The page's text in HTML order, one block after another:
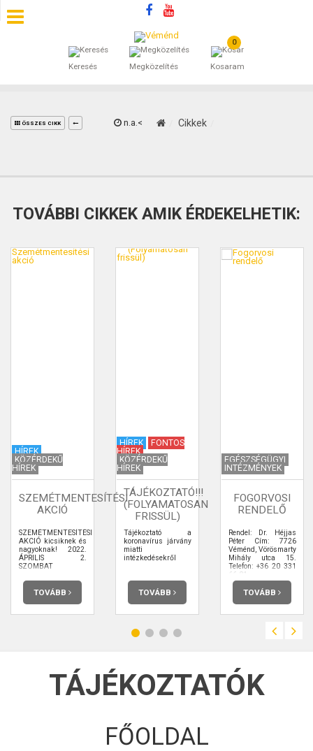
Keresés Megközelítés
0
Kosaram
SZÁLLÁSOK
ÁLTALÁNOS SZERZŐDÉSI FELTÉTELEK
ÖSSZES CIKK n.a.< Cikkek
TOVÁBBI CIKKEK AMIK ÉRDEKELHETIK:
HÍREK
KÖZÉRDEKŰ
HÍREK
SZEMÉTMENTESÍTÉSI
AKCIÓ
SZEMÉTMENTESÍTÉSI
AKCIÓ kicsiknek és
nagyoknak! 2022.
ÁPRILIS 2.
SZOMBAT
TOVÁBB
HÍREK
FONTOS
HÍREK
KÖZÉRDEKŰ
HÍREK
TÁJÉKOZTATÓ!!!
(FOLYAMATOSAN
FRISSÜL)
Tájékoztató a
koronavírus járvány
miatti
intézkedésekről
TOVÁBB
EGÉSZSÉGÜGYI
INTÉZMÉNYEK
FOGORVOSI
RENDELŐ
Rendel: Dr. Héjjas
Péter Cím: 7726
Véménd, Vörösmarty
Mihály utca 15.
Telefon: +36 20 331
66 81
TOVÁBB
TÁJÉKOZTATÓK
FŐOLDAL